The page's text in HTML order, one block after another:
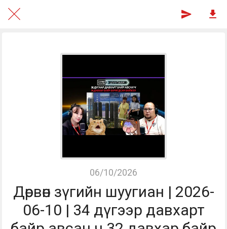
06/10/2026
Дөрвөн зүгийн шуугиан | 2026-
06-10 | 34 дүгээр давхарт